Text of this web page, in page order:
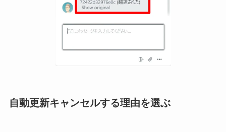
自動更新キャンセルする理由を選ぶ